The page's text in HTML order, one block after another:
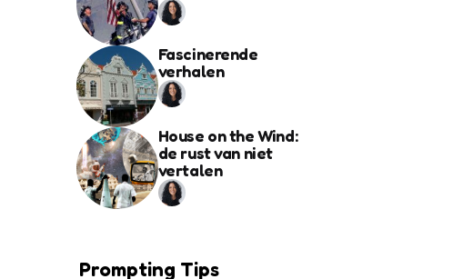
Fascinerende
verhalen
House on the Wind:
de rust van niet
vertalen
Prompting Tips